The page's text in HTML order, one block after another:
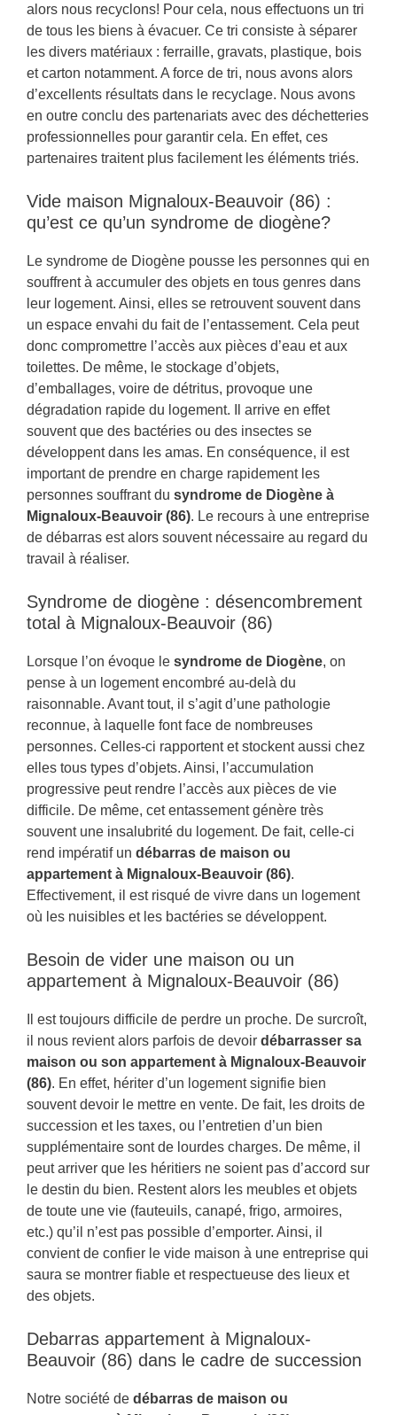
alors nous recyclons! Pour cela, nous effectuons un tri
de tous les biens à évacuer. Ce tri consiste à séparer
les divers matériaux : ferraille, gravats, plastique, bois
et carton notamment. A force de tri, nous avons alors
d’excellents résultats dans le recyclage. Nous avons
en outre conclu des partenariats avec des déchetteries
professionnelles pour garantir cela. En effet, ces
partenaires traitent plus facilement les éléments triés.
Vide maison Mignaloux-Beauvoir (86) :
qu’est ce qu’un syndrome de diogène?
Le syndrome de Diogène pousse les personnes qui en
souffrent à accumuler des objets en tous genres dans
leur logement. Ainsi, elles se retrouvent souvent dans
un espace envahi du fait de l’entassement. Cela peut
donc compromettre l’accès aux pièces d’eau et aux
toilettes. De même, le stockage d’objets,
d’emballages, voire de détritus, provoque une
dégradation rapide du logement. Il arrive en effet
souvent que des bactéries ou des insectes se
développent dans les amas. En conséquence, il est
important de prendre en charge rapidement les
personnes souffrant du syndrome de Diogène à
Mignaloux-Beauvoir (86). Le recours à une entreprise
de débarras est alors souvent nécessaire au regard du
travail à réaliser.
Syndrome de diogène : désencombrement
total à Mignaloux-Beauvoir (86)
Lorsque l’on évoque le syndrome de Diogène, on
pense à un logement encombré au-delà du
raisonnable. Avant tout, il s’agit d’une pathologie
reconnue, à laquelle font face de nombreuses
personnes. Celles-ci rapportent et stockent aussi chez
elles tous types d’objets. Ainsi, l’accumulation
progressive peut rendre l’accès aux pièces de vie
difficile. De même, cet entassement génère très
souvent une insalubrité du logement. De fait, celle-ci
rend impératif un débarras de maison ou
appartement à Mignaloux-Beauvoir (86).
Effectivement, il est risqué de vivre dans un logement
où les nuisibles et les bactéries se développent.
Besoin de vider une maison ou un
appartement à Mignaloux-Beauvoir (86)
Il est toujours difficile de perdre un proche. De surcroît,
il nous revient alors parfois de devoir débarrasser sa
maison ou son appartement à Mignaloux-Beauvoir
(86). En effet, hériter d’un logement signifie bien
souvent devoir le mettre en vente. De fait, les droits de
succession et les taxes, ou l’entretien d’un bien
supplémentaire sont de lourdes charges. De même, il
peut arriver que les héritiers ne soient pas d’accord sur
le destin du bien. Restent alors les meubles et objets
de toute une vie (fauteuils, canapé, frigo, armoires,
etc.) qu’il n’est pas possible d’emporter. Ainsi, il
convient de confier le vide maison à une entreprise qui
saura se montrer fiable et respectueuse des lieux et
des objets.
Debarras appartement à Mignaloux-
Beauvoir (86) dans le cadre de succession
Notre société de débarras de maison ou